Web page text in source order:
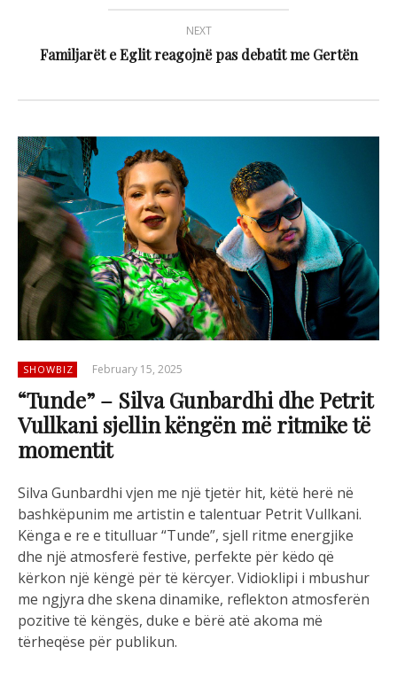
NEXT
Familjarët e Eglit reagojnë pas debatit me Gertën
SHOWBIZ February 15, 2025
“Tunde” – Silva Gunbardhi dhe Petrit
Vullkani sjellin këngën më ritmike të
momentit
Silva Gunbardhi vjen me një tjetër hit, këtë herë në
bashkëpunim me artistin e talentuar PetritVullkani.
Kënga e re e titulluar“Tunde”, sjell ritme energjike
dhe një atmosferë festive, perfekte për këdo që
kërkon një këngë përtë kërcyer. Vidioklipi i mbushur
me ngjyra dhe skena dinamike, reflekton atmosferën
pozitive të këngës, duke e bërë atë akoma më
tërheqëse për publikun.